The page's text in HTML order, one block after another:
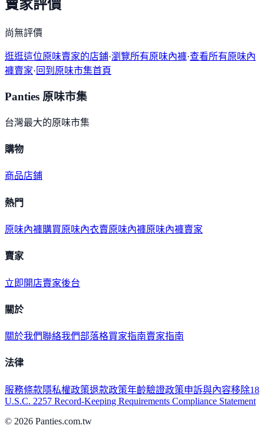
賣家評價
尚無評價
逛逛這位原味賣家的店鋪·瀏覽所有原味內褲·查看所有原味內
褲賣家·回到原味市集首頁
Panties 原味市集
台灣最大的原味市集
購物
商品店鋪
熱門
原味內褲購買原味內衣賣原味內褲原味內褲賣家
賣家
立即開店賣家後台
關於
關於我們聯絡我們部落格買家指南賣家指南
法律
服務條款隱私權政策退款政策年齡驗證政策申訴與內容移除18
U.S.C. 2257 Record-Keeping Requirements Compliance Statement
© 2026 Panties.com.tw